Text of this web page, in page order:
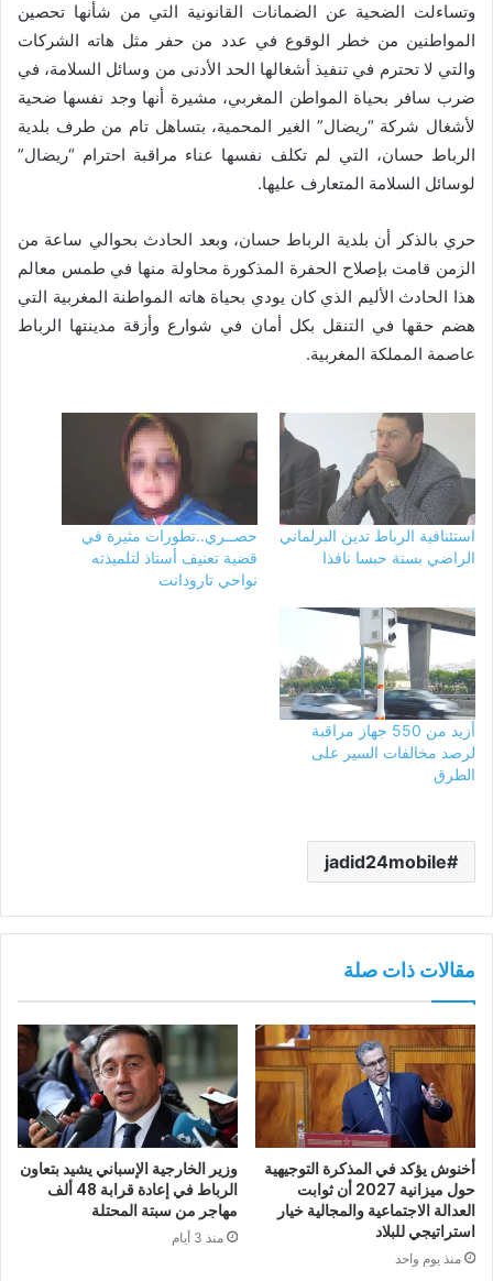
وتساءلت الضحية عن الضمانات القانونية التي من شأنها تحصين
المواطنين من خطر الوقوع في عدد من حفر مثل هاته الشركات
والتي لا تحترم في تنفيذ أشغالها الحد الأدنى من وسائل السلامة، في
ضرب سافر بحياة المواطن المغربي، مشيرة أنها وجد نفسها ضحية
لأشغال شركة “ريضال” الغير المحمية، بتساهل تام من طرف بلدية
الرباط حسان، التي لم تكلف نفسها عناء مراقبة احترام “ريضال”
لوسائل السلامة المتعارف عليها.
حري بالذكر أن بلدية الرباط حسان، وبعد الحادث بحوالي ساعة من
الزمن قامت بإصلاح الحفرة المذكورة محاولة منها في طمس معالم
هذا الحادث الأليم الذي كان يودي بحياة هاته المواطنة المغربية التي
هضم حقها في التنقل بكل أمان في شوارع وأزقة مدينتها الرباط
عاصمة المملكة المغربية.
استئنافية الرباط تدين البرلماني
الراضي بسنة حبسا نافذا
حصــري..تطورات مثيرة في
قضية تعنيف أستاذ لتلميذته
نواحي تارودانت
أزيد من 550 جهاز مراقبة
لرصد مخالفات السير على
الطرق
jadid24mobile
مقالات ذات صلة
أخنوش يؤكد في المذكرة التوجيهية
حول ميزانية 2027 أن ثوابت
العدالة الاجتماعية والمجالية خيار
استراتيجي للبلاد
منذ يوم واحد
وزير الخارجية الإسباني يشيد بتعاون
الرباط في إعادة قرابة 48 ألف
مهاجر من سبتة المحتلة
منذ 3 أيام